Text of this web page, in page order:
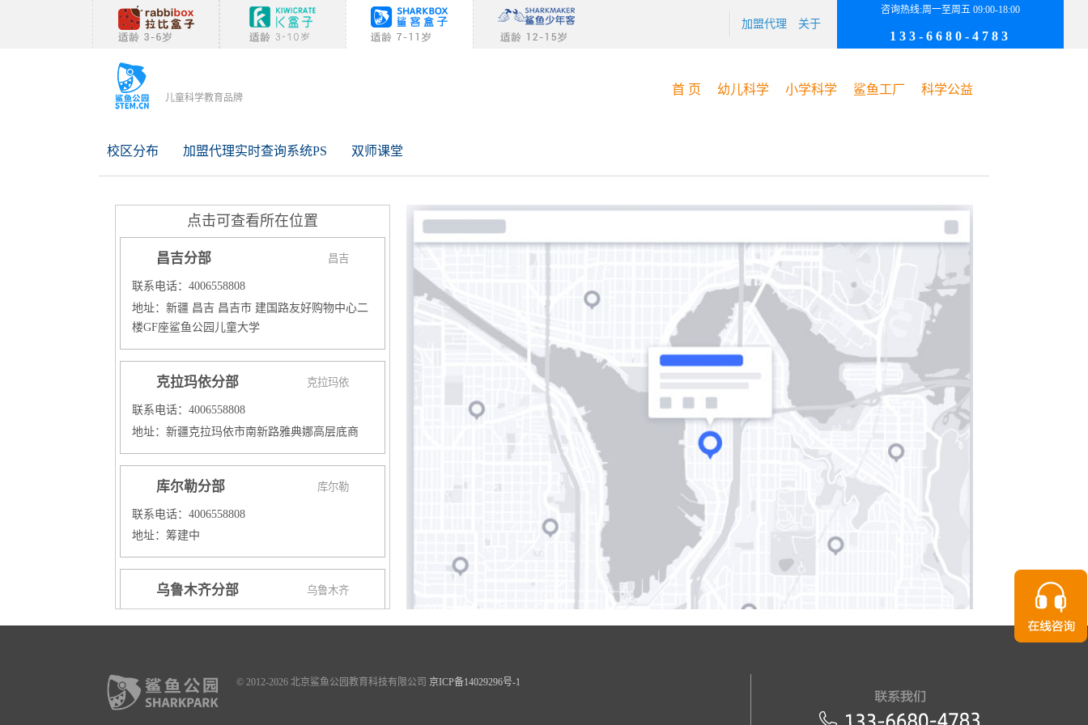
加盟代理 关于
咨询热线:周一至周五 09:00-18:00
133-6680-4783
儿童科学教育品牌
首 页 幼儿科学 小学科学 鲨鱼工厂 科学公益
校区分布 加盟代理实时查询系统PS 双师课堂
点击可查看所在位置
昌吉分部 昌吉
联系电话：4006558808
地址：新疆 昌吉 昌吉市 建国路友好购物中心二
楼GF座鲨鱼公园儿童大学
克拉玛依分部 克拉玛依
联系电话：4006558808
地址：新疆克拉玛依市南新路雅典娜高层底商
库尔勒分部 库尔勒
联系电话：4006558808
地址：筹建中
乌鲁木齐分部 乌鲁木齐
校区二：乌鲁木齐天山区国际置地新天地培训中
心
© 2012-2026 北京鲨鱼公园教育科技有限公司京ICP备14029296号-1